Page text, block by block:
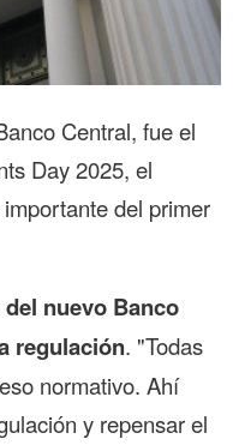
Central, fue el
Day 2025, el
del primer
nuevo Banco
regulación. "Todas
normativo. Ahí
y repensar el